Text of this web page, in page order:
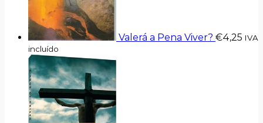
Valerá a Pena Viver? €4,25 IVA
incluído